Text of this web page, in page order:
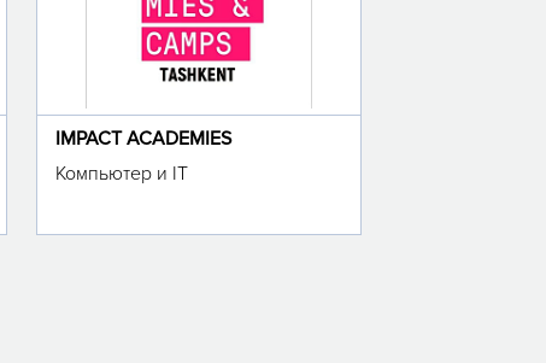
IMPACT ACADEMIES
Компьютер и IT